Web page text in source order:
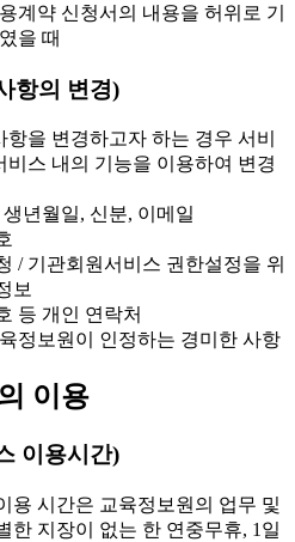
계약 신청서의 내용을 허위로 기
을 때
항의 변경)
을 변경하고자 하는 경우 서비
비스 내의 기능을 이용하여 변경
년월일, 신분, 이메일
/ 기관회원서비스 권한설정을 위
보
등 개인 연락처
정보원이 인정하는 경미한 사항
이용
이용시간)
용 시간은 교육정보원의 업무 및
한 지장이 없는 한 연중무휴, 1일